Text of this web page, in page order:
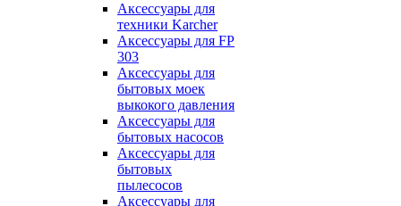
Аксессуары для
техники Karcher
Аксессуары для FP
303
Аксессуары для
бытовых моек
выкокого давления
Аксессуары для
бытовых насосов
Аксессуары для
бытовых
пылесосов
Аксессуары для